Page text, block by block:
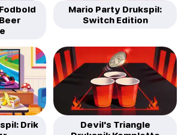
Mario Party Drukspil:
Switch Edition
Drik
Devil's Triangle